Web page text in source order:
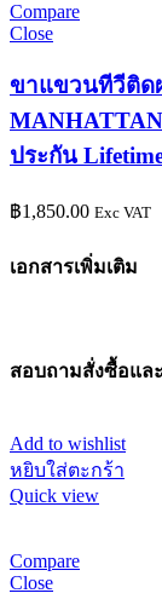
Compare
Close
ขาแขวนทีวีติด
MANHATTAN
ประกัน
฿1,850.00 Exc VAT
เอกสารเพิ่มเติม
สอบถามสั่งซื้อแล
Add to wishlist
หยิบใส่ตะกร้า
Quick view
Compare
Close